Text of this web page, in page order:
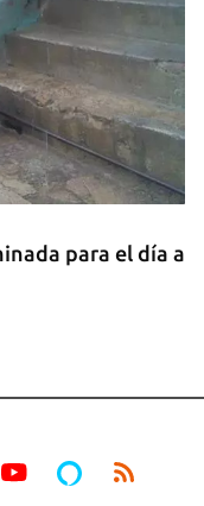
para el día a